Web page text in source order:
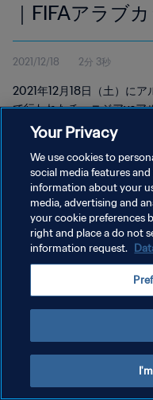
｜FIFAアラブ
ト
2021/12/18 2分 3秒
2021年12月18日（土）に
で行われたチュニジアvsア
さい。
プライバシーポリシー
サービス利用規約
クッキー設定の管理
Copyright © 1994 - 2026 FIFA. All
Your Privacy
We use cookies to
social media features
information about your
media, advertising and
your cookie preferences
right and place a do not
information request.